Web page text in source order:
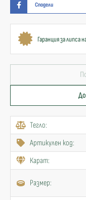
Сподели
Гаранция за липса
Тегло:
Артикулен код:
Карат:
Размер: